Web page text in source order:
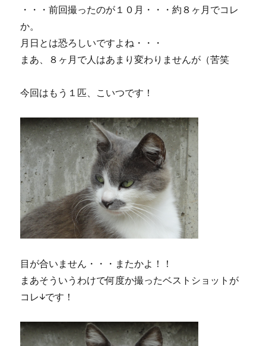
・・・前回撮ったのが１０月・・・約８ヶ月でコレ
か。
月日とは恐ろしいですよね・・・
まあ、８ヶ月で人はあまり変わりませんが（苦笑
今回はもう１匹、こいつです！
目が合いません・・・またかよ！！
まあそういうわけで何度か撮ったベストショットが
コレ↓です！